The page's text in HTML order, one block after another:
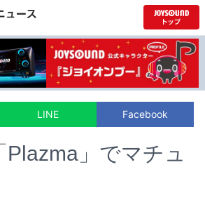
LINE Facebook
Plazma」でマチュ